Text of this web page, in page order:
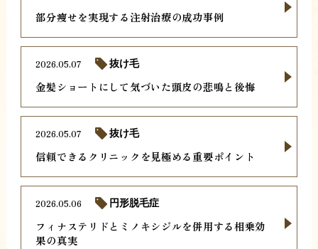
部分痩せを実現する注射治療の成功事例
金髪ショートにして気づいた頭皮の悲鳴と後悔
2026.05.07 抜け毛
信頼できるクリニックを見極める重要ポイント
2026.05.07 抜け毛
フィナステリドとミノキシジルを併用する相乗効
果の真実
2026.05.06 円形脱毛症